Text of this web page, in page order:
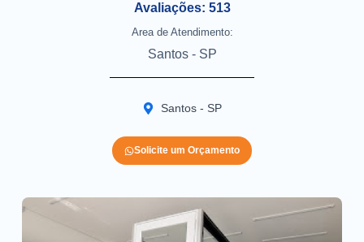
Avaliações: 513
Area de Atendimento:
Santos - SP
Santos - SP
Solicite um Orçamento